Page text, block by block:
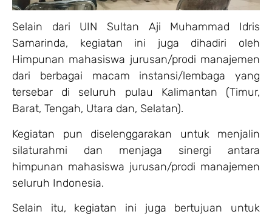
Selain dari UIN Sultan Aji Muhammad Idris
Samarinda, kegiatan ini juga dihadiri oleh
Himpunan mahasiswa jurusan/prodi manajemen
dari berbagai macam instansi/lembaga yang
tersebar di seluruh pulau Kalimantan (Timur,
Barat, Tengah, Utara dan, Selatan).
Kegiatan pun diselenggarakan untuk menjalin
silaturahmi dan menjaga sinergi antara
himpunan mahasiswa jurusan/prodi manajemen
seluruh Indonesia.
Selain itu, kegiatan ini juga bertujuan untuk